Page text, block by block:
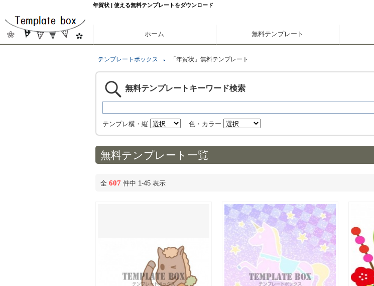
年賀状 | 使える無料テンプレートをダウンロード
ホーム 無料テンプレート
テンプレートボックス 「年賀状」無料テンプレート
無料テンプレートキーワード検索
テンプレ横・縦 色・カラー
無料テンプレート一覧
全 607 件中 1-45 表示